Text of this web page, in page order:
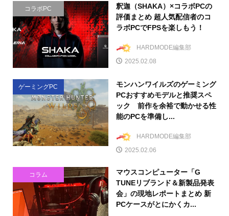
コラボPC
釈迦（SHAKA）×コラボPCの
評価まとめ 超人気配信者のコ
ラボPCでFPSを楽しもう！
HARDMODE編集部
2025.02.08
ゲーミングPC
モンハンワイルズのゲーミング
PCおすすめモデルと推奨スペ
ック 前作を余裕で動かせる性
能のPCを準備し...
HARDMODE編集部
2025.02.06
コラム
マウスコンピューター「G
TUNEリブランド＆新製品発表
会」の現地レポートまとめ 新
PCケースがとにかくカ...